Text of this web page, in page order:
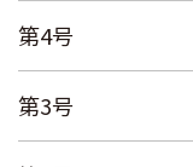
第4号
第3号